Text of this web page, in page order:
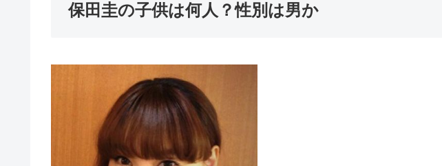
保田圭の子供は何人？性別は男か